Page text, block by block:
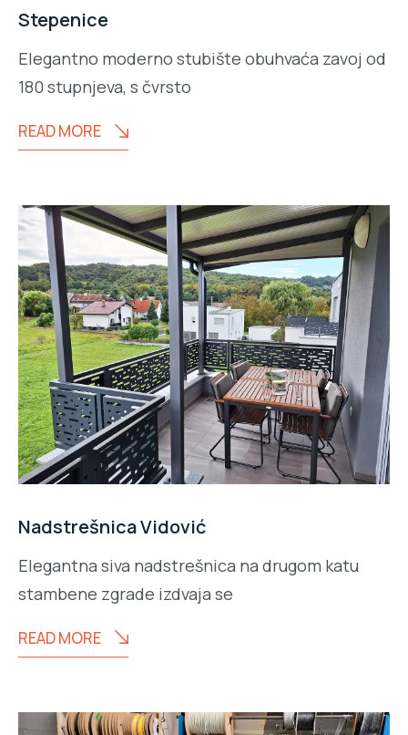
Stepenice
Elegantno moderno stubište obuhvaća zavoj od
180 stupnjeva, s čvrsto
READ MORE
Nadstrešnica Vidović
Elegantna siva nadstrešnica na drugom katu
stambene zgrade izdvaja se
READ MORE